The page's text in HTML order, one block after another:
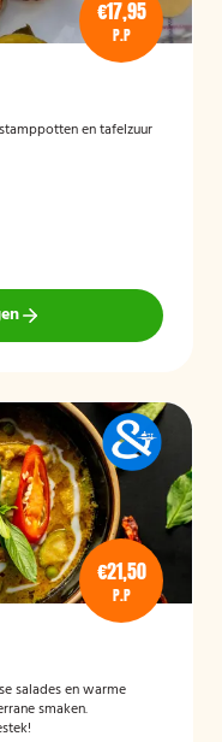
€17,95
P.P
en tafelzuur
€21,50
P.P
salades en warme
smaken.